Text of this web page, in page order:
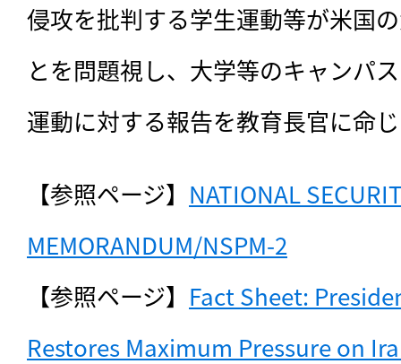
侵攻を批判する学生運動等が米国
とを問題視し、大学等のキャンパ
運動に対する報告を教育長官に命
【参照ページ】 NATIONAL
MEMORANDUM/NSPM-2
【参照ページ】 Fact Sheet:
Restores Maximum Pressure on